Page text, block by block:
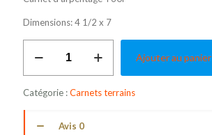
Dimensions: 4 1/2 x 7
Carnet
d'arpentage
T60
Ajouter au panier
Catégorie :Carnets terrains
Avis 0